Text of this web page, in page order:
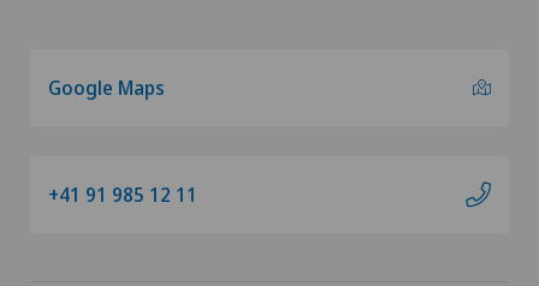
Google Maps
+41 91 985 12 11